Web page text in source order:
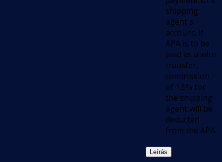
shipping
agent's
account. If
APA is to be
paid as a wire
transfer,
commission
of 1.5% for
the shipping
agent will be
deducted
from the APA.
Leírás